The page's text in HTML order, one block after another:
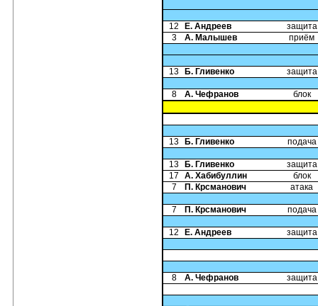
12 Е. Андреев
защита
3
А. Малышев приём
13 Б. Гливенко защита
8 А. Чефранов блок
13 Б. Гливенко подача
13 Б. Гливенко
защита
17
А. Хабибуллин
блок
7
П. Крсманович атака
7 П. Крсманович подача
12 Е. Андреев защита
8 А. Чефранов защита